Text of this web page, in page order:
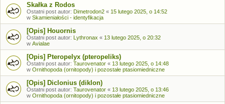
Skałka z Rodos
Ostatni post autor: Dimetrodon2 « 15 lutego 2025, o 14:52
w Skamieniałości - identyfikacja
[Opis] Houornis
Ostatni post autor: Lythronax « 13 lutego 2025, o 20:32
w Avialae
[Opis] Pteropelyx (pteropeliks)
Ostatni post autor: Taurovenator « 13 lutego 2025, o 14:48
w Ornithopoda (ornitopody) i pozostałe ptasiomiedniczne
[Opis] Diclonius (diklon)
Ostatni post autor: Taurovenator « 13 lutego 2025, o 13:46
w Ornithopoda (ornitopody) i pozostałe ptasiomiedniczne